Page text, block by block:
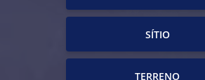
SÍTIO
TERRENO